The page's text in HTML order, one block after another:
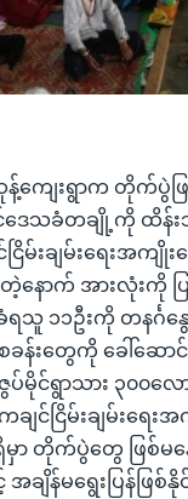
း
ျေးရွာက တိုက်ပွဲဖြ
ေသခံတချို့ကို ထိန်းသိ
ြိမ်းချမ်းရေးအက
နောက် အားလုံးကို ပ
၁၁ဦးကို တနင်္ဂနွေ
ခန်းတွေကို ခေါ်ဆေ
ပ်မိုင်ရွာသား ၃၀၀လ
င်ငြိမ်းချမ်းရေး
ာ တိုက်ပွဲတွေ ဖြစ်မန
အချိန်မရွေးပြန်ဖြ